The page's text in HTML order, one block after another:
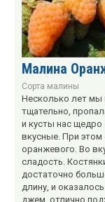
Малина
Сорта малины
Несколько лет мы
тщательно,
и кусты нас
вкусные. При этом
оранжевого. Во
сладость.
достаточно
длину, и
джем, отлично